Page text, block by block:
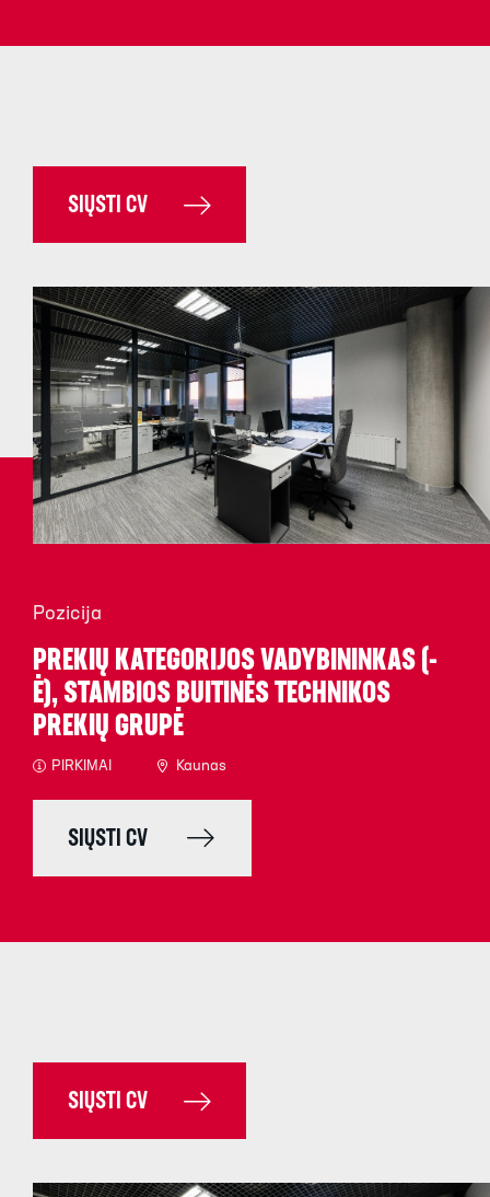
SIŲSTI CV
Pozicija
PREKIŲ KATEGORIJOS VADYBININKAS (-
Ė), STAMBIOS BUITINĖS TECHNIKOS
PREKIŲ GRUPĖ
PIRKIMAI Kaunas
SIŲSTI CV
SIŲSTI CV